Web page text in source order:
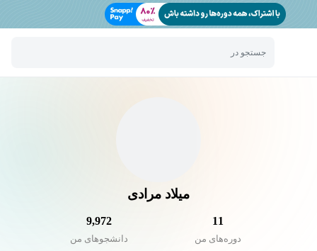
جستجو در
میلاد مرادی
11
دوره‌های من
9,972
دانشجو‌های من